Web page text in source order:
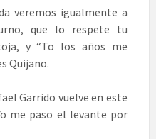
veremos igualmente a
que lo respete tu
y “To los años me
Quijano.
Garrido vuelve en este
me paso el levante por